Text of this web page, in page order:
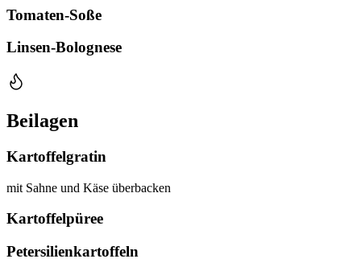
Tomaten-Soße
Linsen-Bolognese
Beilagen
Kartoffelgratin
mit Sahne und Käse überbacken
Kartoffelpüree
Petersilienkartoffeln